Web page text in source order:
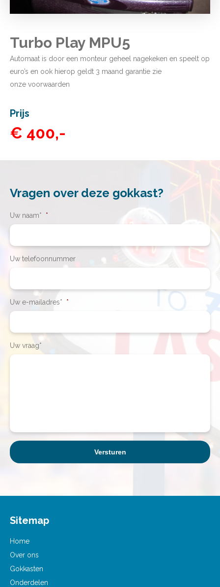
Turbo Play MPU5
Automaat is door een monteur geheel nagekeken en speelt op
euro’s en ook hierop geldt 3 maand garantie zie
onze voorwaarden
Prijs
€ 400,-
Vragen over deze gokkast?
Uw naam* *
Uw telefoonnummer
Uw e-mailadres* *
Uw vraag*
Sitemap
Home
Over ons
Gokkasten
Onderdelen